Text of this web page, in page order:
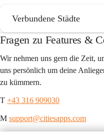
Verbundene Städte
Fragen zu Features &
Wir nehmen uns gern die Zeit,
uns persönlich um deine
zu kümmern.
T +43 316 909030
M support@citiesapps.com